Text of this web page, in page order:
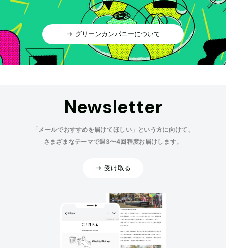
グリーンカンパニーについて
Newsletter
「メールでおすすめを届けてほしい」という方に向けて、
さまざまなテーマで週3〜4回程度お届けします。
受け取る